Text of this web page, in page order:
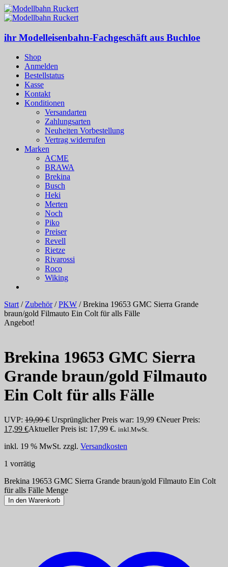
ihr Modelleisenbahn-Fachgeschäft aus Buchloe
Shop
Anmelden
Bestellstatus
Kasse
Kontakt
Konditionen
Versandarten
Zahlungsarten
Neuheiten Vorbestellung
Vertrag widerrufen
Marken
ACME
BRAWA
Brekina
Busch
Heki
Merten
Noch
Piko
Preiser
Revell
Rietze
Rivarossi
Roco
Wiking
Start/Zubehör/PKW / Brekina 19653 GMC Sierra Grande
braun/gold Filmauto Ein Colt für alls Fälle
Angebot!
Brekina 19653 GMC Sierra
Grande braun/gold Filmauto
Ein Colt für alls Fälle
UVP: 19,99€ Ursprünglicher Preis war: 19,99 €Neuer Preis:
17,99 €Aktueller Preis ist: 17,99 €. inkl.MwSt.
inkl. 19 % MwSt. zzgl. Versandkosten
1 vorrätig
Brekina 19653 GMC Sierra Grande braun/gold Filmauto Ein Colt
für alls Fälle Menge
In den Warenkorb